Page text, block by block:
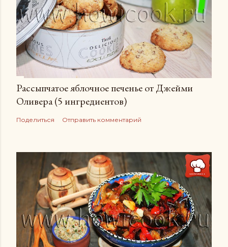
Рассыпчатое яблочное печенье от Джейми
Оливера (5 ингредиентов)
Поделиться Отправить комментарий